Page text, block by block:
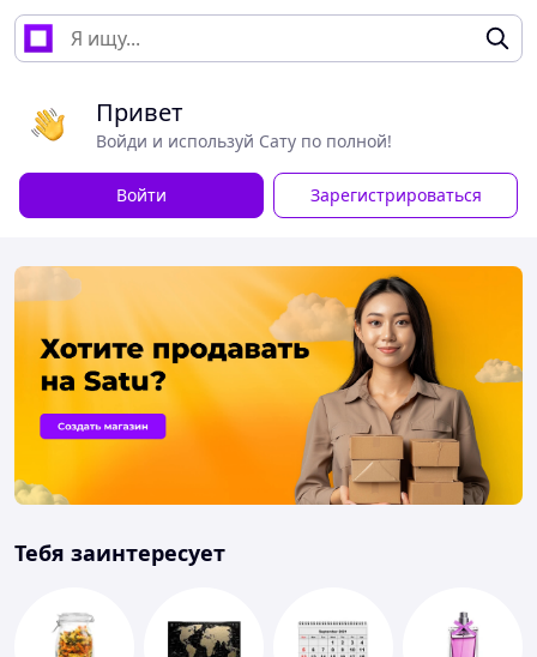
Привет
Войди и используй Сату по полной!
Войти Зарегистрироваться
Тебя заинтересует